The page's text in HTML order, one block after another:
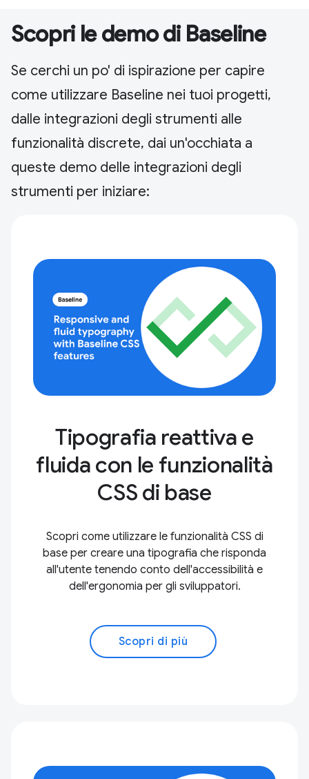
Scopri le demo di Baseline
Se cerchi un po' di ispirazione per capire
come utilizzare Baseline nei tuoi progetti,
dalle integrazioni degli strumenti alle
funzionalità discrete, dai un'occhiata a
queste demo delle integrazioni degli
strumenti per iniziare:
Tipografia reattiva e
fluida con le funzionalità
CSS di base
Scopri come utilizzare le funzionalità CSS di
base per creare una tipografia che risponda
all'utente tenendo conto dell'accessibilità e
dell'ergonomia per gli sviluppatori.
Scopri di più